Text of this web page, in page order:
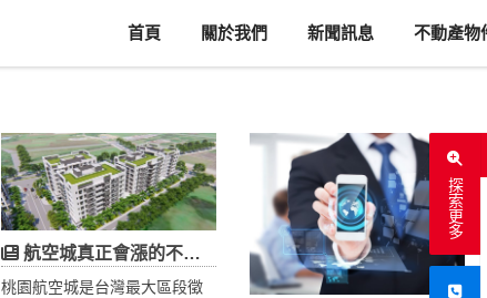
首頁 關於我們 新聞訊息 不動產物
探索更多
航空城真正會漲的不是住宅！機場旁產業地、大園工業地才是隱藏引擎
桃園航空城是台灣最大區段徵